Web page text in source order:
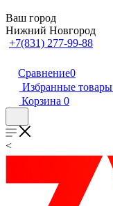
Ваш город
Нижний Новгород
+7(831) 277-99-88
Сравнение0
Избранные товары
Корзина 0
<